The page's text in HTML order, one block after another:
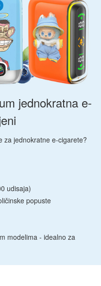
jednokratna e-
za jednokratne e-cigarete?
udisaja)
popuste
modelima - idealno za